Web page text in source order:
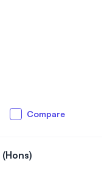
Compare